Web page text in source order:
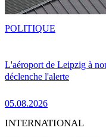
L'aéroport de Leipzig à
déclenche l'alerte
05.08.2026
POLITIQUE
INTERNATIONAL